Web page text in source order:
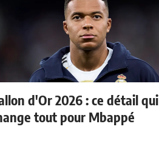
d'Or 2026 : ce détail qui
tout pour Mbappé